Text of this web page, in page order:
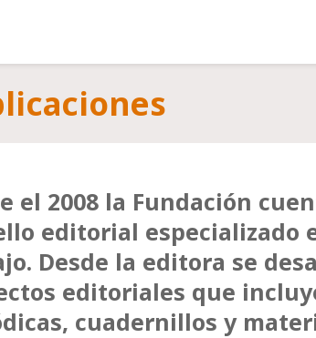
el 2008 la Fundación
editorial especializado
Desde la editora se
editoriales que
cuadernillos y